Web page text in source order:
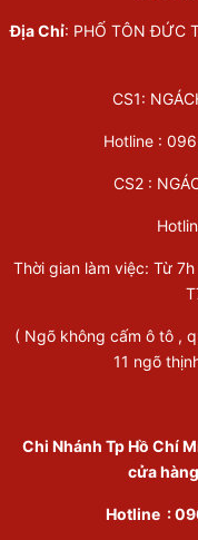
Địa Chỉ: PHỐ TÔN ĐỨC
CS1:
Hotline :
CS2 :
Thời gian làm việc: Từ
( Ngõ không cấm ô tô ,
11 ngõ
Chi Nhánh Tp Hồ Chí
cửa
Hotline :